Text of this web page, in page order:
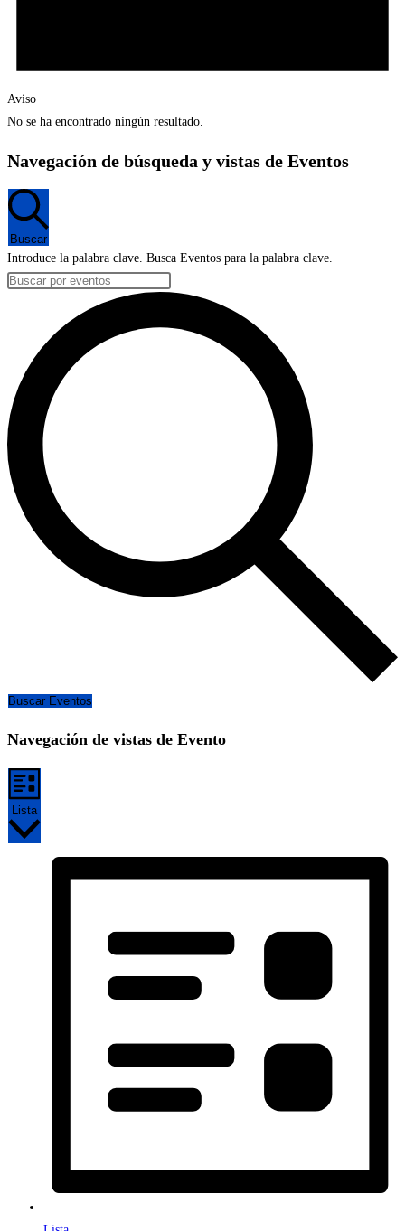
Aviso
No se ha encontrado ningún resultado.
Navegación de búsqueda y vistas de Eventos
Buscar
Introduce la palabra clave. Busca Eventos para la palabra clave.
Buscar Eventos
Navegación de vistas de Evento
Lista